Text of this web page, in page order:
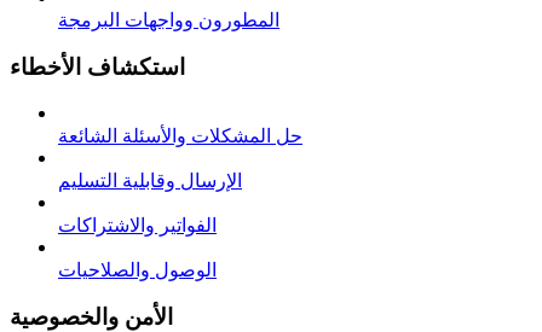
المطورون وواجهات البرمجة
استكشاف الأخطاء
حل المشكلات والأسئلة الشائعة
الإرسال وقابلية التسليم
الفواتير والاشتراكات
الوصول والصلاحيات
الأمن والخصوصية